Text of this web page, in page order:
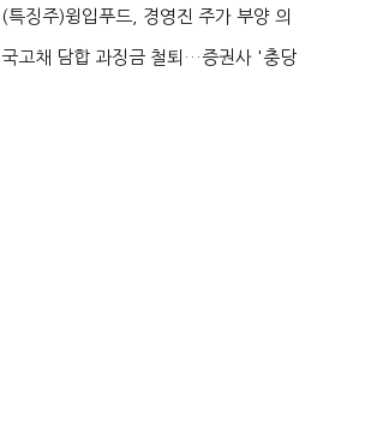
국전쟁’
(특징주)윙입푸드, 경영진 주가 부양 의
지에 상한가...
국고채 담합 과징금 철퇴…증권사 '충당